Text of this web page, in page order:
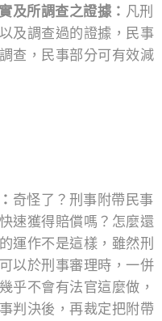
及所調查之證據： 凡刑
及調查過的證據，民事
查，民事部分可有效減
奇怪了？刑事附帶民事
速獲得賠償嗎？怎麼還
運作不是這樣，雖然刑
以於刑事審理時，一併
乎不會有法官這麼做，
判決後，再裁定把附帶